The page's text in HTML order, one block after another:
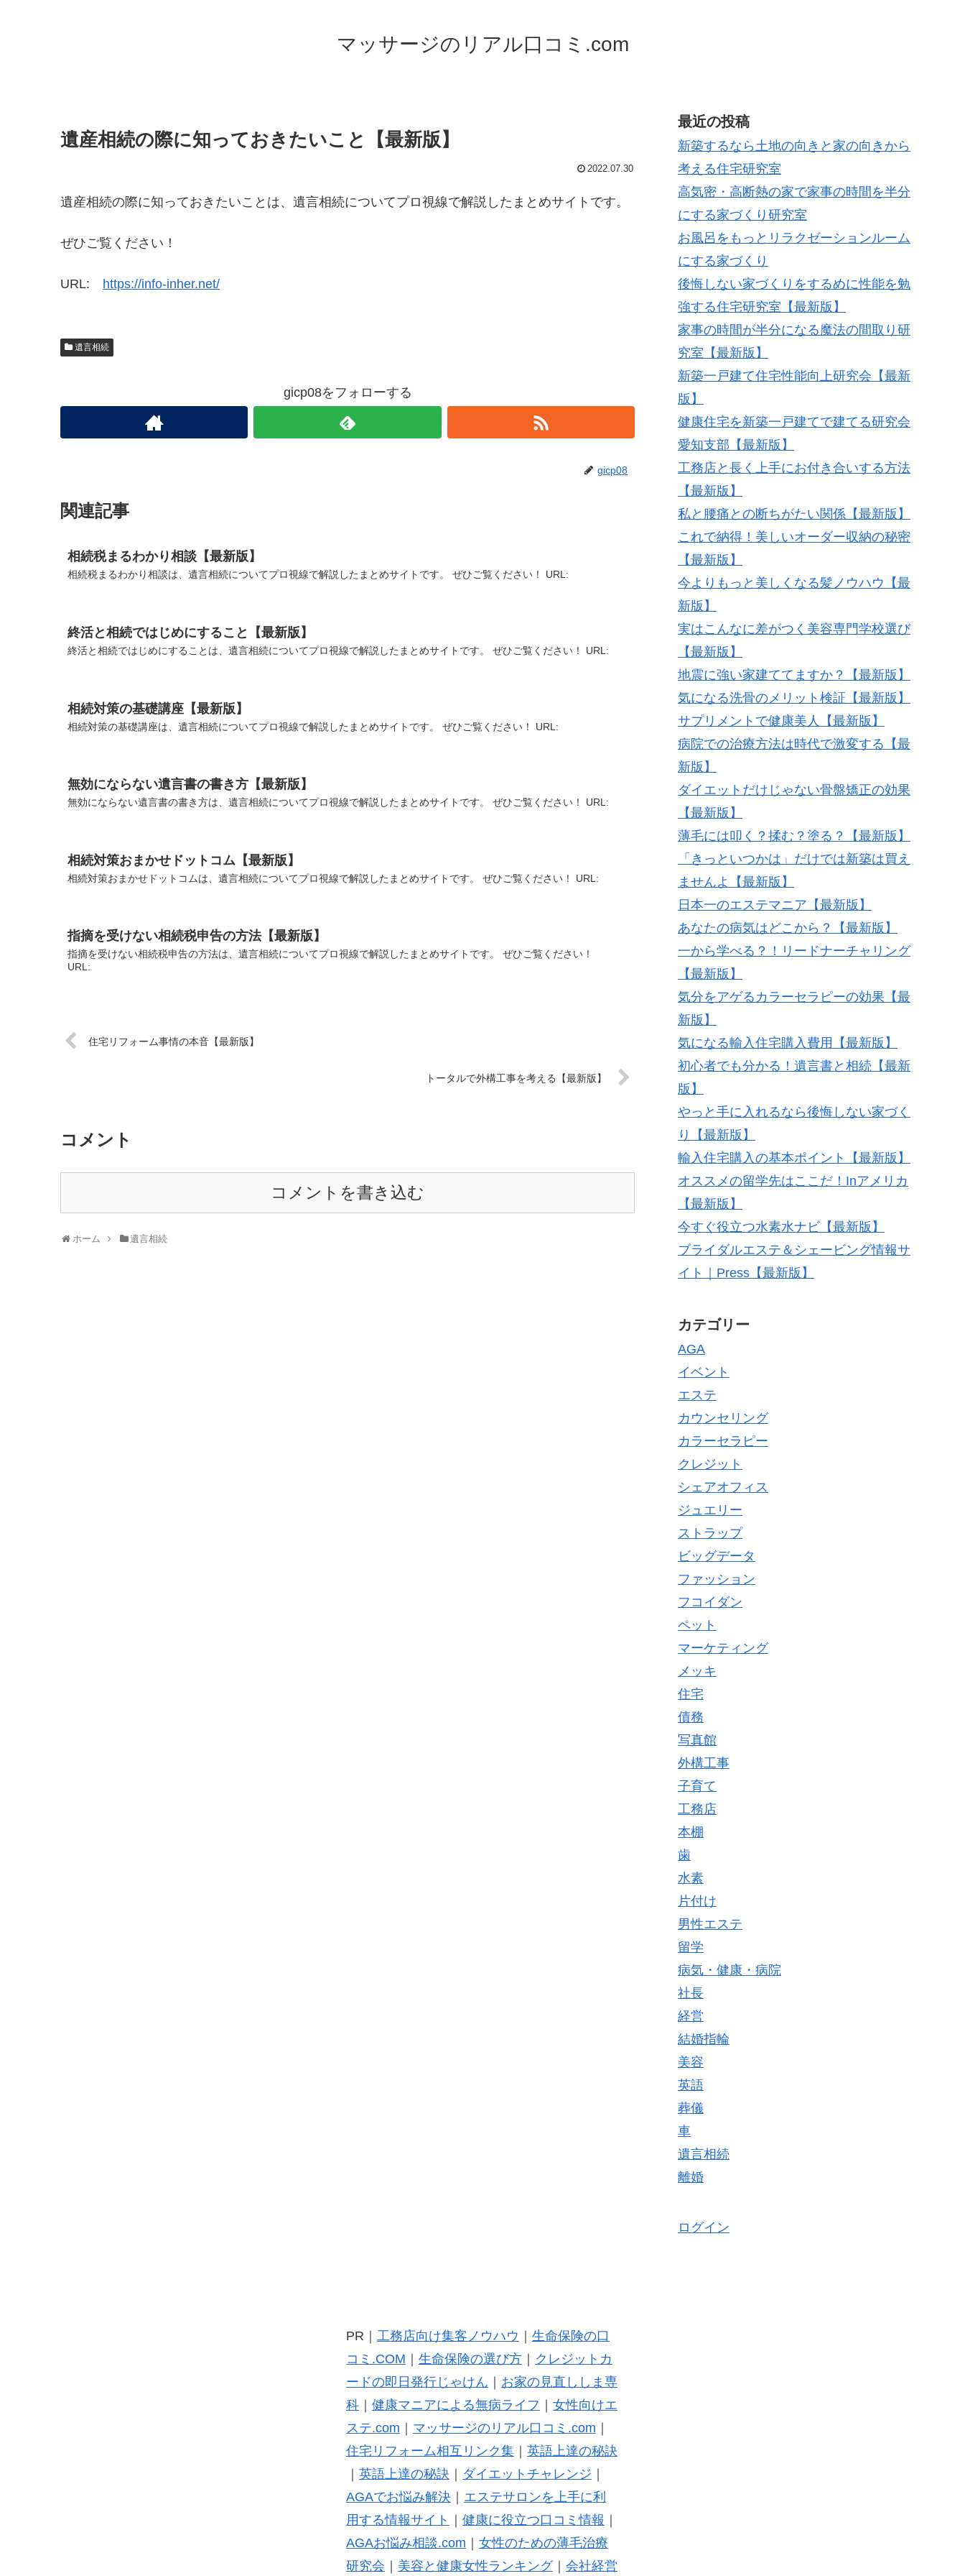
マッサージのリアル口コミ.com
遺産相続の際に知っておきたいこと【最新版】
2022.07.30
遺産相続の際に知っておきたいことは、遺言相続についてプロ視線で解説したまとめサイトです。
ぜひご覧ください！
URL: https://info-inher.net/
遺言相続
gicp08をフォローする
gicp08
関連記事
相続税まるわかり相談【最新版】
相続税まるわかり相談は、遺言相続についてプロ視線で解説したまとめサイトです。 ぜひご覧ください！ URL:
終活と相続ではじめにすること【最新版】
終活と相続ではじめにすることは、遺言相続についてプロ視線で解説したまとめサイトです。 ぜひご覧ください！ URL:
相続対策の基礎講座【最新版】
相続対策の基礎講座は、遺言相続についてプロ視線で解説したまとめサイトです。 ぜひご覧ください！ URL:
無効にならない遺言書の書き方【最新版】
無効にならない遺言書の書き方は、遺言相続についてプロ視線で解説したまとめサイトです。 ぜひご覧ください！ URL:
相続対策おまかせドットコム【最新版】
相続対策おまかせドットコムは、遺言相続についてプロ視線で解説したまとめサイトです。 ぜひご覧ください！ URL:
指摘を受けない相続税申告の方法【最新版】
指摘を受けない相続税申告の方法は、遺言相続についてプロ視線で解説したまとめサイトです。 ぜひご覧ください！
URL:
住宅リフォーム事情の本音【最新版】
トータルで外構工事を考える【最新版】
コメント
コメントを書き込む
ホーム 遺言相続
最近の投稿
新築するなら土地の向きと家の向きから
考える住宅研究室
高気密・高断熱の家で家事の時間を半分
にする家づくり研究室
お風呂をもっとリラクゼーションルーム
にする家づくり
後悔しない家づくりをするめに性能を勉
強する住宅研究室【最新版】
家事の時間が半分になる魔法の間取り研
究室【最新版】
新築一戸建て住宅性能向上研究会【最新
版】
健康住宅を新築一戸建てで建てる研究会
愛知支部【最新版】
工務店と長く上手にお付き合いする方法
【最新版】
私と腰痛との断ちがたい関係【最新版】
これで納得！美しいオーダー収納の秘密
【最新版】
今よりもっと美しくなる髪ノウハウ【最
新版】
実はこんなに差がつく美容専門学校選び
【最新版】
地震に強い家建ててますか？【最新版】
気になる洗骨のメリット検証【最新版】
サプリメントで健康美人【最新版】
病院での治療方法は時代で激変する【最
新版】
ダイエットだけじゃない骨盤矯正の効果
【最新版】
薄毛には叩く？揉む？塗る？【最新版】
「きっといつかは」だけでは新築は買え
ませんよ【最新版】
日本一のエステマニア【最新版】
あなたの病気はどこから？【最新版】
一から学べる？！リードナーチャリング
【最新版】
気分をアゲるカラーセラピーの効果【最
新版】
気になる輸入住宅購入費用【最新版】
初心者でも分かる！遺言書と相続【最新
版】
やっと手に入れるなら後悔しない家づく
り【最新版】
輸入住宅購入の基本ポイント【最新版】
オススメの留学先はここだ！Inアメリカ
【最新版】
今すぐ役立つ水素水ナビ【最新版】
ブライダルエステ＆シェービング情報サ
イト｜Press【最新版】
カテゴリー
AGA
イベント
エステ
カウンセリング
カラーセラピー
クレジット
シェアオフィス
ジュエリー
ストラップ
ビッグデータ
ファッション
フコイダン
ペット
マーケティング
メッキ
住宅
債務
写真館
外構工事
子育て
工務店
本棚
歯
水素
片付け
男性エステ
留学
病気・健康・病院
社長
経営
結婚指輪
美容
英語
葬儀
車
遺言相続
離婚
ログイン
PR｜ 工務店向け集客ノウハウ
生命保険の口
コミ.COM
生命保険の選び方｜
クレジットカ
ードの即日発行じゃけん
お家の見直ししま専
科｜ 健康マニアによる無病ライフ
女性向けエ
ステ.com
マッサージのリアル口コミ.com
住宅リフォーム相互リンク集｜ 英語上達の秘訣
英語上達の秘訣 ダイエットチャレンジ
AGAでお悩み解決｜ エステサロンを上手に利
用する情報サイト
健康に役立つ口コミ情報
AGAお悩み相談.com
女性のための薄毛治療
研究会
美容と健康女性ランキング｜ 会社経営